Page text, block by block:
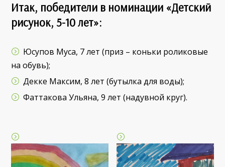
Итак, победители в номинации «Детский
рисунок, 5-10 лет»:
Юсупов Муса, 7 лет (приз – коньки роликовые
на обувь);
Декке Максим, 8 лет (бутылка для воды);
Фаттакова Ульяна, 9 лет (надувной круг).